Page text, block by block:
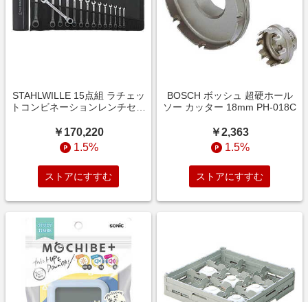
STAHLWILLE 15点組 ラチェッ
トコンビネーションレンチセッ
17/15
￥170,220
1.5%
ストアにすすむ
BOSCH ボッシュ 超硬ホール
ソー カッター 18mm PH-018C
￥2,363
1.5%
ストアにすすむ